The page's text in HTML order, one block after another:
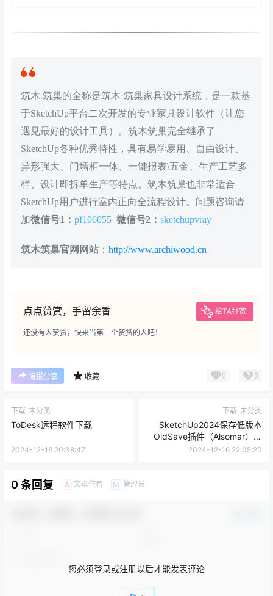
筑木.筑巢的全称是筑木·筑巢家具设计系统，是一款基
于SketchUp平台二次开发的专业家具设计软件（让您
遇见最好的设计工具）。筑木筑巢完全继承了
SketchUp各种优秀特性，具有易学易用、自由设计、
异形强大、门墙柜一体、一键报表\五金、生产工艺多
样、设计即拆单生产等特点。筑木筑巢也非常适合
SketchUp用户进行室内正向全流程设计。问题咨询请
加微信号1： pf106055 微信号2： sketchupvray
筑木筑巢官网网站 ： http://www.archiwood.cn
点点赞赏，手留余香 给TA打赏
还没有人赞赏，快来当第一个赞赏的人吧！
海报分享 收藏 0 0
下载 未分类
ToDesk远程软件下载
2024-12-16 20:38:47
下载 未分类
SketchUp2024保存低版本
OldSave插件（Alsomar）下
载
2024-12-16 22:05:20
0 条回复 A 文章作者 M 管理员
您必须登录或注册以后才能发表评论